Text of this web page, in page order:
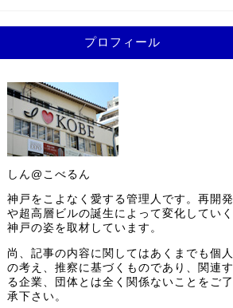
プロフィール
しん@こべるん
神戸をこよなく愛する管理人です。再開発
や超高層ビルの誕生によって変化していく
神戸の姿を取材しています。
尚、記事の内容に関してはあくまでも個人
の考え、推察に基づくものであり、関連す
る企業、団体とは全く関係ないことをご了
承下さい。